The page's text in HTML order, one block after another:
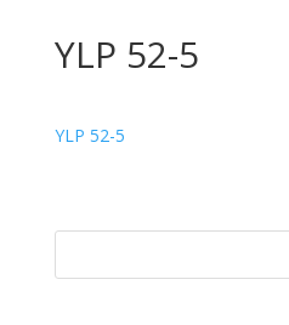
YLP 52-5
YLP 52-5